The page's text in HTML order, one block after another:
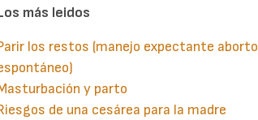
más leidos
los restos (manejo expectante aborto
y parto
de una cesárea para la madre